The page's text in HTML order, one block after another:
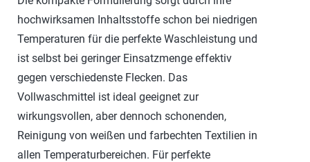
hochwirksamen Inhaltsstoffe schon bei niedrigen
Temperaturen für die perfekte Waschleistung und
ist selbst bei geringer Einsatzmenge effektiv
gegen verschiedenste Flecken. Das
Vollwaschmittel ist ideal geeignet zur
wirkungsvollen, aber dennoch schonenden,
Reinigung von weißen und farbechten Textilien in
allen Temperaturbereichen. Für perfekte